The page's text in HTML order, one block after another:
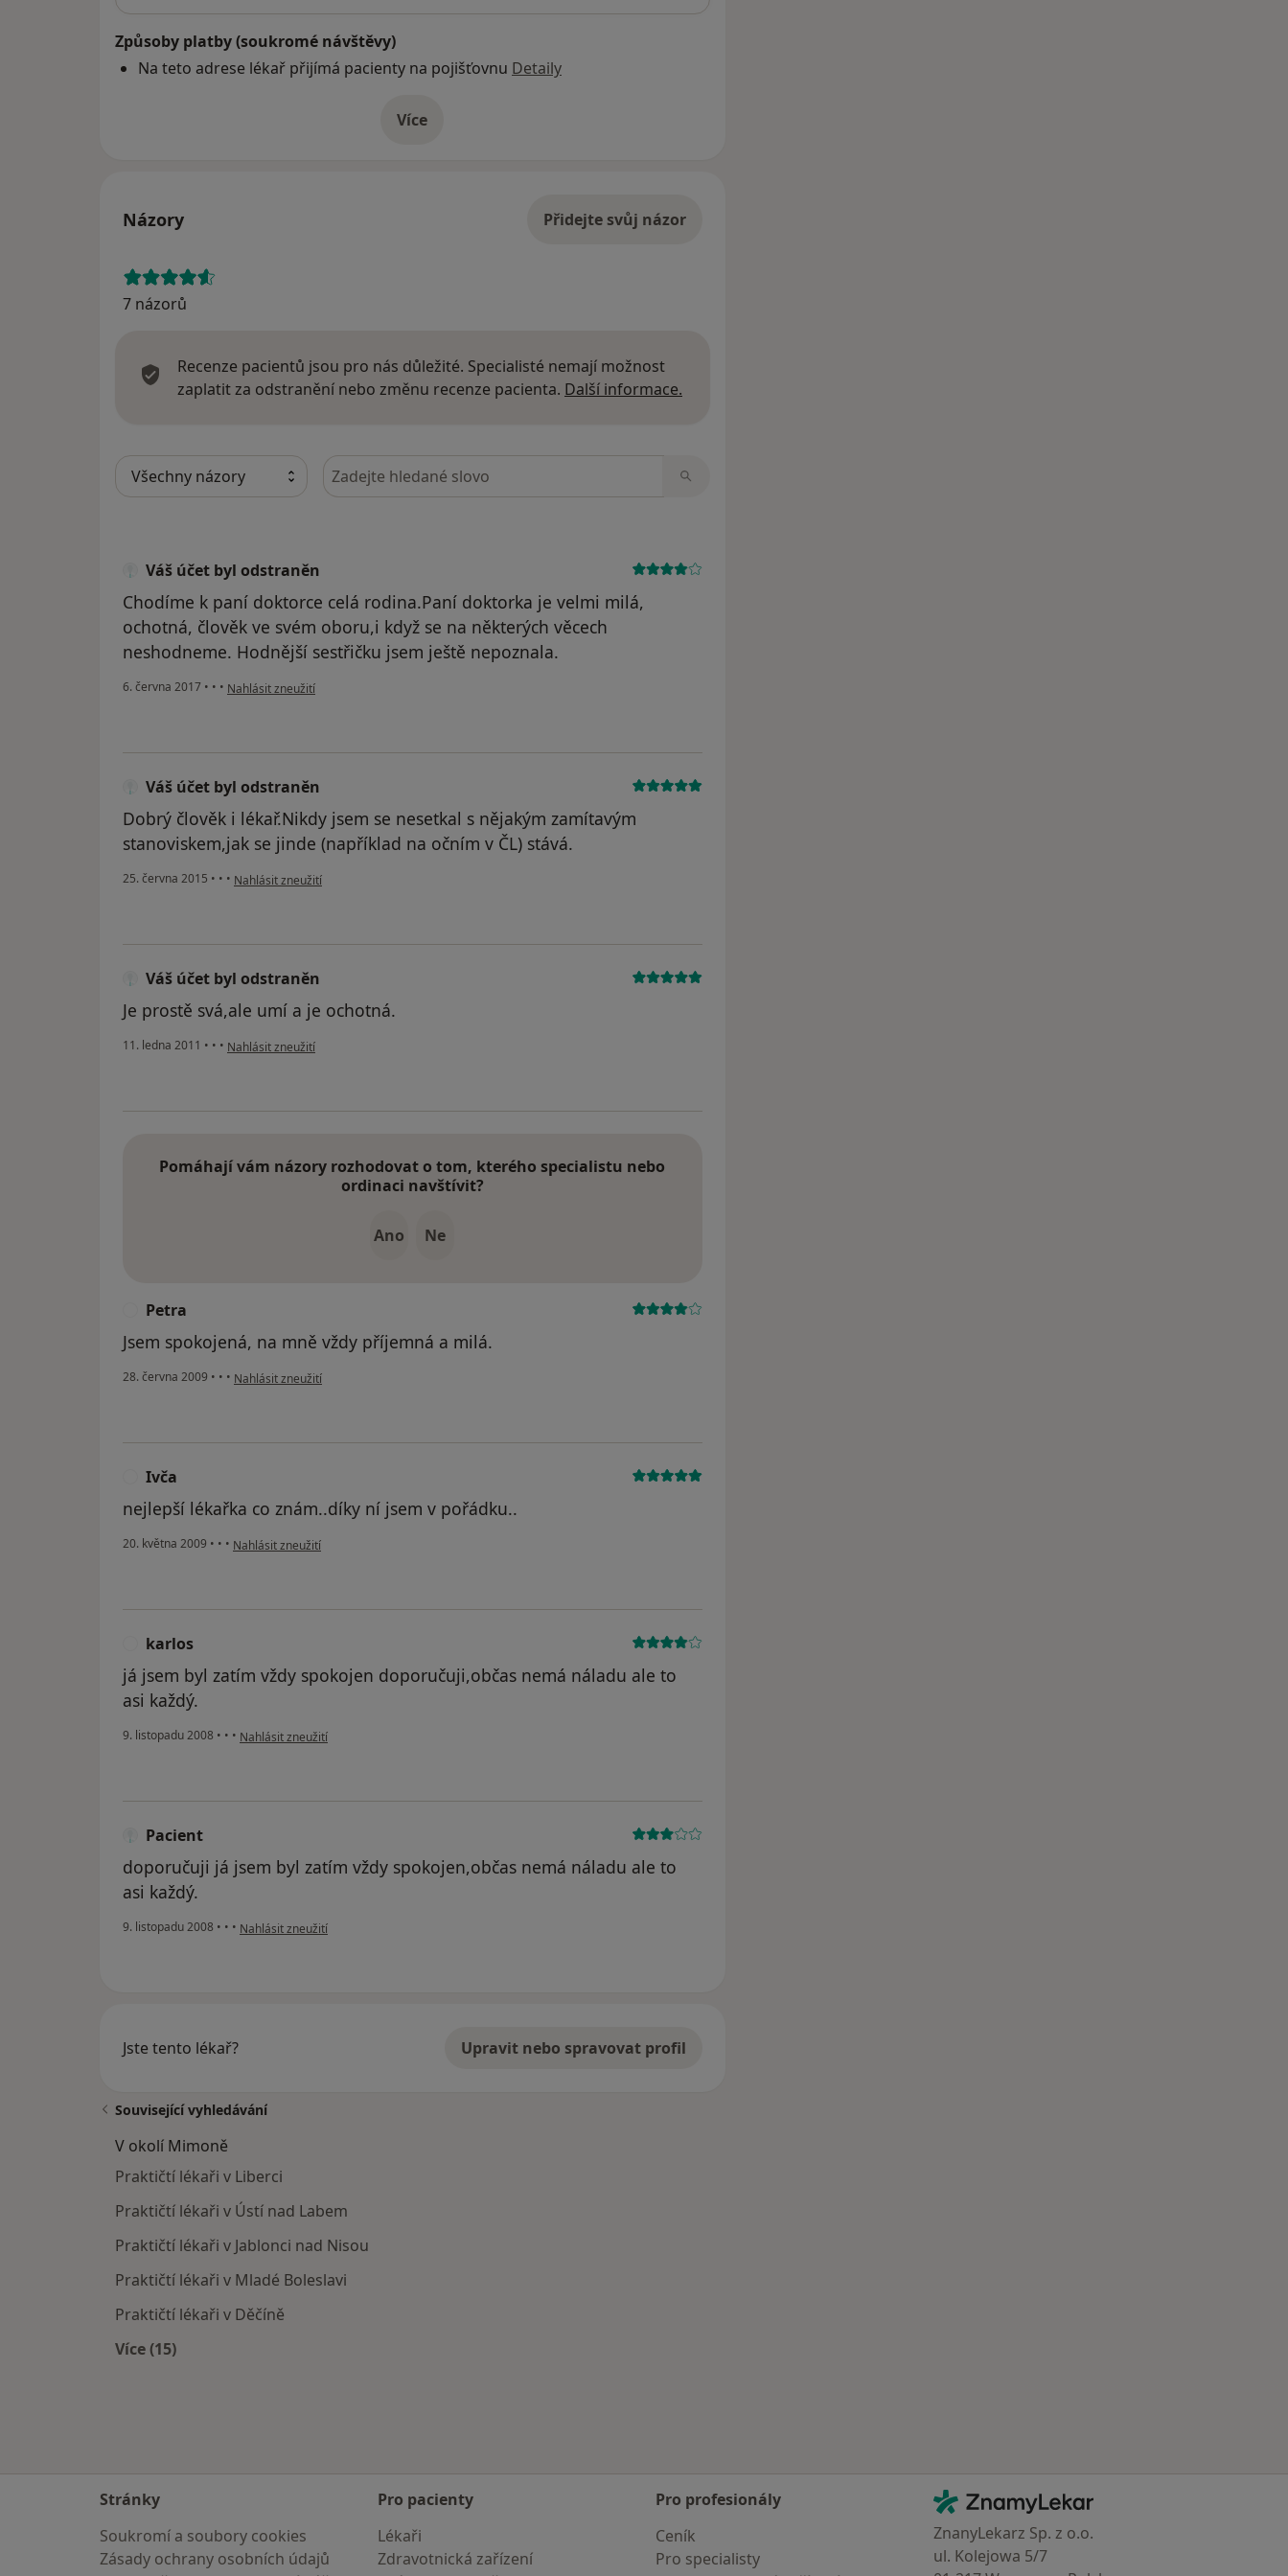
Způsoby platby (soukromé návštěvy)
Na teto adrese lékař přijímá pacienty na pojišťovnu Detaily
Víceo adrese
Názory Přidejte svůj názor
7 názorů
Recenze pacientů jsou pro nás důležité. Specialisté nemají možnost
zaplatit za odstranění nebo změnu recenze pacienta. Další informace.
Hledejte v názorech
Váš účet byl odstraněn
Chodíme k paní doktorce celá rodina.Paní doktorka je velmi milá,
ochotná, člověk ve svém oboru,i když se na některých věcech
neshodneme. Hodnější sestřičku jsem ještě nepoznala.
6. června 2017 • • • podle názoru uživatele Váš účet byl odstraněn
Nahlásit zneužití
Váš účet byl odstraněn
Dobrý člověk i lékař.Nikdy jsem se nesetkal s nějakým zamítavým
stanoviskem,jak se jinde (například na očním v ČL) stává.
25. června 2015 • • • podle názoru uživatele Váš účet byl odstraněn
Nahlásit zneužití
Váš účet byl odstraněn
Je prostě svá,ale umí a je ochotná.
11. ledna 2011 • • • podle názoru uživatele Váš účet byl odstraněn
Nahlásit zneužití
Pomáhají vám názory rozhodovat o tom, kterého specialistu nebo
ordinaci navštívit?
Ano Ne
Petra
Jsem spokojená, na mně vždy příjemná a milá.
28. června 2009 • • • podle názoru uživatele Petra
Nahlásit zneužití
Ivča
nejlepší lékařka co znám..díky ní jsem v pořádku..
20. května 2009 • • • podle názoru uživatele Ivča
Nahlásit zneužití
karlos
já jsem byl zatím vždy spokojen doporučuji,občas nemá náladu ale to
asi každý.
9. listopadu 2008 • • • podle názoru uživatele karlos
Nahlásit zneužití
Pacient
doporučuji já jsem byl zatím vždy spokojen,občas nemá náladu ale to
asi každý.
9. listopadu 2008 • • • podle názoru uživatele Pacient
Nahlásit zneužití
Jste tento lékař? Upravit nebo spravovat profil
Související vyhledávání
V okolí Mimoně
Praktičtí lékaři v Liberci
Praktičtí lékaři v Ústí nad Labem
Praktičtí lékaři v Jablonci nad Nisou
Praktičtí lékaři v Mladé Boleslavi
Praktičtí lékaři v Děčíně
Více (15)
Stránky
Soukromí a soubory cookies
Zásady ochrany osobních údajů
Pro pacienty
Lékaři
Zdravotnická zařízení
Pro profesionály
Ceník
Pro specialisty
Kontakt
ZnamyLekar - Hlavní stránka
ZnanyLekarz Sp. z o.o.
ul. Kolejowa 5/7